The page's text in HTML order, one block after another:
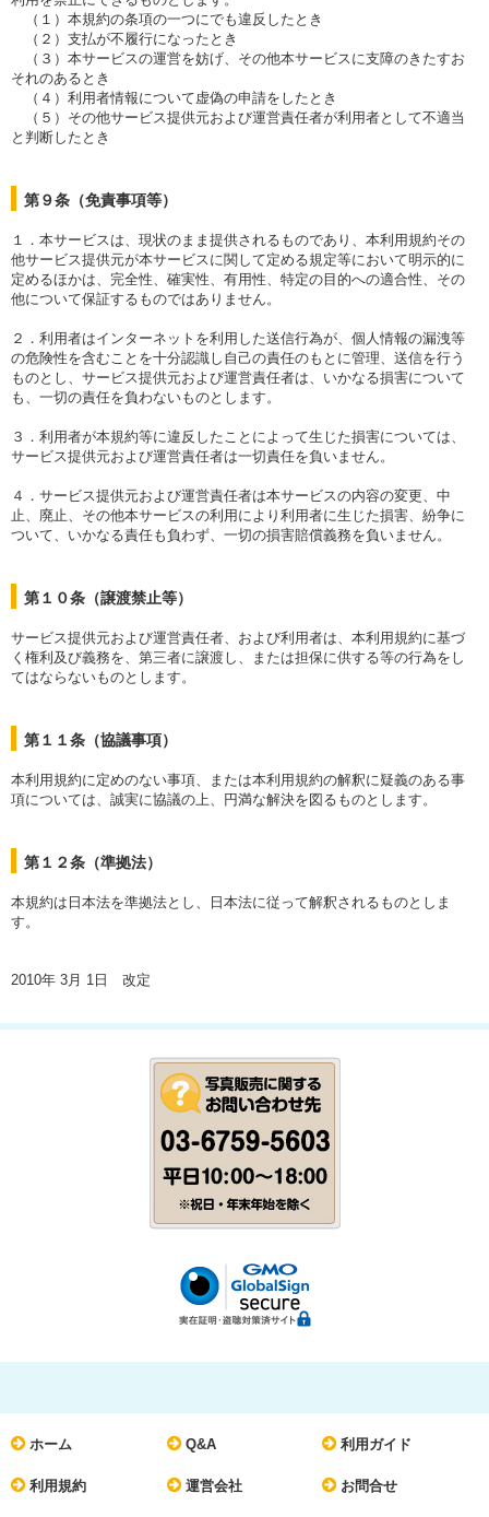
（１）本規約の条項の一つにでも違反したとき
（２）支払が不履行になったとき
（３）本サービスの運営を妨げ、その他本サービスに支障のきたすお
それのあるとき
（４）利用者情報について虚偽の申請をしたとき
（５）その他サービス提供元および運営責任者が利用者として不適当
と判断したとき
第９条（免責事項等）
１．本サービスは、現状のまま提供されるものであり、本利用規約その
他サービス提供元が本サービスに関して定める規定等において明示的に
定めるほかは、完全性、確実性、有用性、特定の目的への適合性、その
他について保証するものではありません。
２．利用者はインターネットを利用した送信行為が、個人情報の漏洩等
の危険性を含むことを十分認識し自己の責任のもとに管理、送信を行う
ものとし、サービス提供元および運営責任者は、いかなる損害について
も、一切の責任を負わないものとします。
３．利用者が本規約等に違反したことによって生じた損害については、
サービス提供元および運営責任者は一切責任を負いません。
４．サービス提供元および運営責任者は本サービスの内容の変更、中
止、廃止、その他本サービスの利用により利用者に生じた損害、紛争に
ついて、いかなる責任も負わず、一切の損害賠償義務を負いません。
第１０条（譲渡禁止等）
サービス提供元および運営責任者、および利用者は、本利用規約に基づ
く権利及び義務を、第三者に譲渡し、または担保に供する等の行為をし
てはならないものとします。
第１１条（協議事項）
本利用規約に定めのない事項、または本利用規約の解釈に疑義のある事
項については、誠実に協議の上、円満な解決を図るものとします。
第１２条（準拠法）
本規約は日本法を準拠法とし、日本法に従って解釈されるものとしま
す。
2010年 3月 1日 改定
ホーム Q&A 利用ガイド
利用規約 運営会社 お問合せ